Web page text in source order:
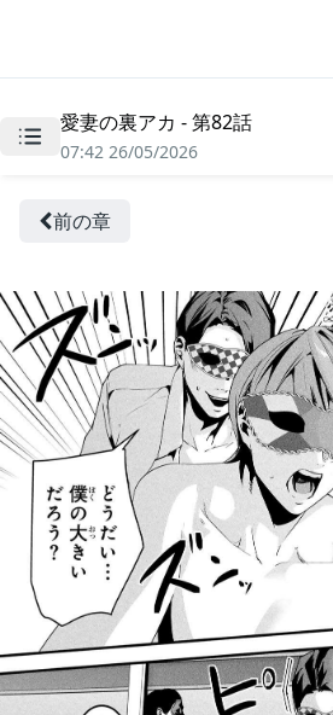
無料漫画
履歴
愛妻の裏アカ - 第82話
07:42 26/05/2026
前の章